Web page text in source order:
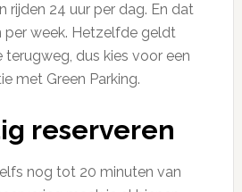
rijden 24 uur per dag. En dat
per week. Hetzelfde geldt
dus kies voor een
met Green Parking.
reserveren
nog tot 20 minuten van